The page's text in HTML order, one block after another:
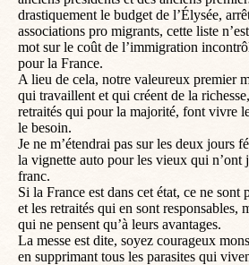
drastiquement le budget de l’Élysée,
associations pro migrants, cette liste
mot sur le coût de l’immigration
pour la France.
A lieu de cela, notre valeureux premier
qui travaillent et qui créent de la
retraités qui pour la majorité, font vivre
le besoin.
Je ne m’étendrai pas sur les deux jours
la vignette auto pour les vieux qui n’ont
franc.
Si la France est dans cet état, ce ne
et les retraités qui en sont responsables,
qui ne pensent qu’à leurs avantages.
La messe est dite, soyez courageux
en supprimant tous les parasites qui